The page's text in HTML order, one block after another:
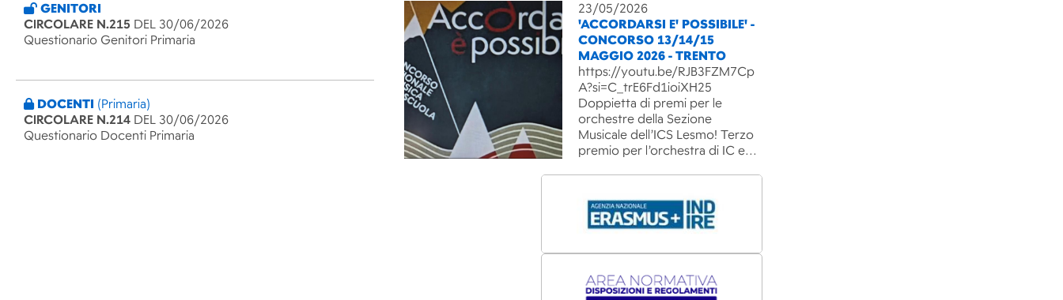
GENITORI
CIRCOLARE N.215 DEL 30/06/2026
Questionario Genitori Primaria
DOCENTI (Primaria)
CIRCOLARE N.214 DEL 30/06/2026
Questionario Docenti Primaria
23/05/2026
'ACCORDARSI E' POSSIBILE' -
CONCORSO 13/14/15
MAGGIO 2026 - TRENTO
https://youtu.be/RJB3FZM7Cp
A?si=C_trE6Fd1ioiXH25
Doppietta di premi per le
orchestre della Sezione
Musicale dell’ICS Lesmo! Terzo
premio per l’orchestra di IC e…